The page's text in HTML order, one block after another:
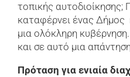
τοπικής αυτοδιοίκησης;
καταφέρνει ένας Δήμος
μια ολόκληρη
και σε αυτό μια
Πρόταση για ενιαία